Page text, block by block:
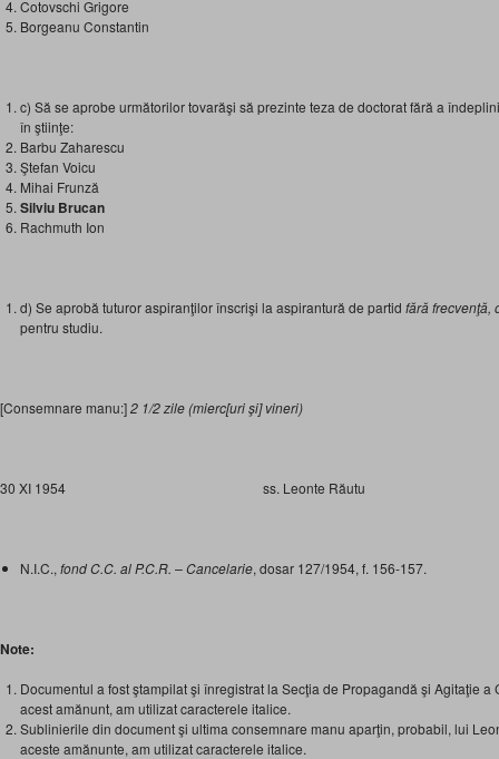
Cotovschi Grigore
Borgeanu Constantin
c) Să se aprobe următorilor tovarăşi să prezinte teza de doctorat fără a
în ştiinţe:
Barbu Zaharescu
Ştefan Voicu
Mihai Frunză
Silviu Brucan
Rachmuth Ion
d) Se aprobă tuturor aspiranţilor înscrişi la aspirantură de partid fără frecvenţă,
pentru studiu.
[Consemnare manu:]2 1/2 zile (mierc[uri şi] vineri)
30 XI 1954 ss. Leonte Răutu
N.I.C., fond C.C. al P.C.R. – Cancelarie, dosar 127/1954, f. 156-157.
Note:
Documentul a fost ştampilat şi înregistrat la Secţia de Propagandă şi Agitaţie a
acest amănunt, am utilizat caracterele italice.
Sublinierile din document şi ultima consemnare manu aparţin, probabil, lui
aceste amănunte, am utilizat caracterele italice.